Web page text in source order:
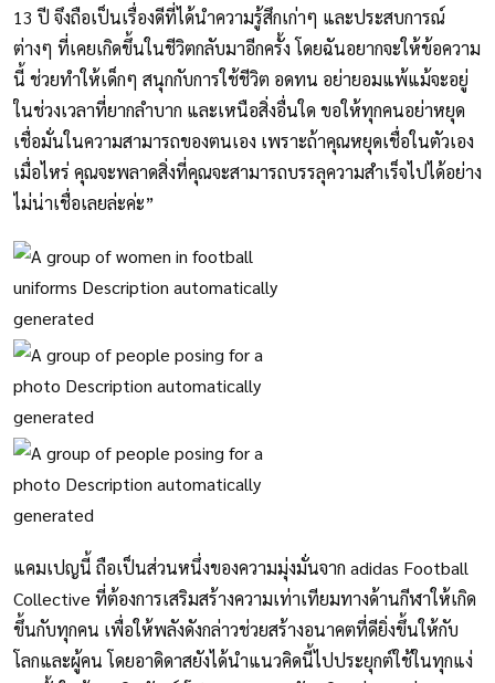
13 ปี จึงถือเป็นเรื่องดีที่ได้นำความรู้สึกเก่าๆ และประสบการณ์
ต่างๆ ที่เคยเกิดขึ้นในชีวิตกลับมาอีกครั้ง โดยฉันอยากจะให้ข้อความ
นี้ ช่วยทำให้เด็กๆ สนุกกับการใช้ชีวิต อดทน อย่ายอมแพ้แม้จะอยู่
ในช่วงเวลาที่ยากลำบาก และเหนือสิ่งอื่นใด ขอให้ทุกคนอย่าหยุด
เชื่อมั่นในความสามารถของตนเอง เพราะถ้าคุณหยุดเชื่อในตัวเอง
เมื่อไหร่ คุณจะพลาดสิ่งที่คุณจะสามารถบรรลุความสำเร็จไปได้อย่าง
ไม่น่าเชื่อเลยล่ะค่ะ”
แคมเปญนี้ ถือเป็นส่วนหนึ่งของความมุ่งมั่นจาก adidas Football
Collective ที่ต้องการเสริมสร้างความเท่าเทียมทางด้านกีฬาให้เกิด
ขึ้นกับทุกคน เพื่อให้พลังดังกล่าวช่วยสร้างอนาคตที่ดียิ่งขึ้นให้กับ
โลกและผู้คน โดยอาดิดาสยังได้นำแนวคิดนี้ไปประยุกต์ใช้ในทุกแง่